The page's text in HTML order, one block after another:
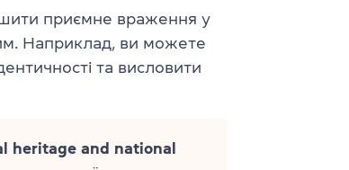
приємне враження у
Наприклад, ви можете
та висловити
heritage and national